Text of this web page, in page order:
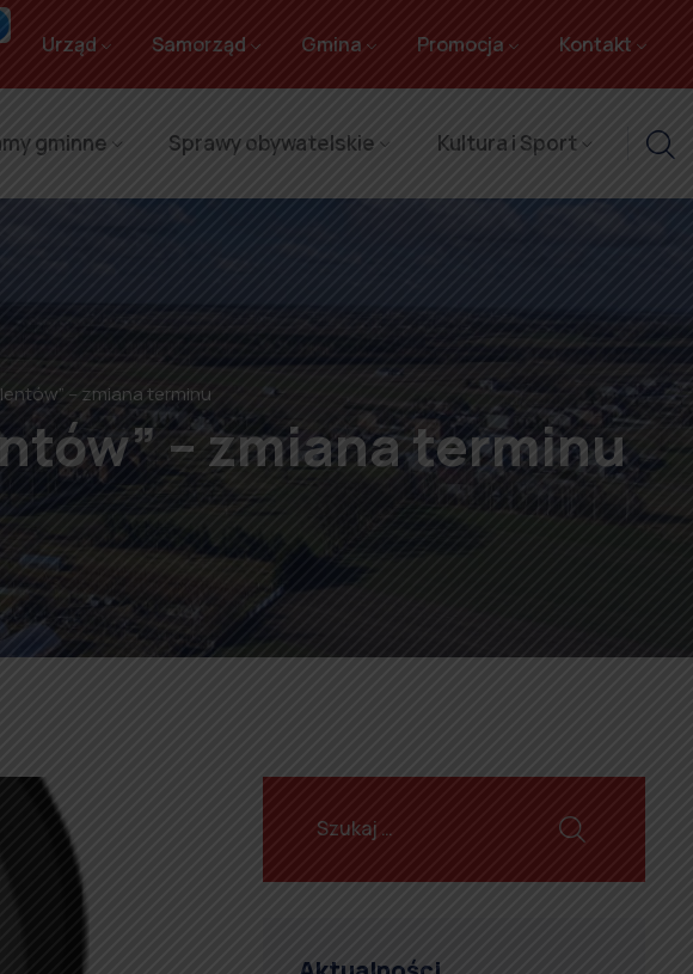
Urząd Samorząd Gmina Promocja Kontakt
gminne Sprawy obywatelskie Kultura i Sport
– zmiana terminu
– zmiana terminu